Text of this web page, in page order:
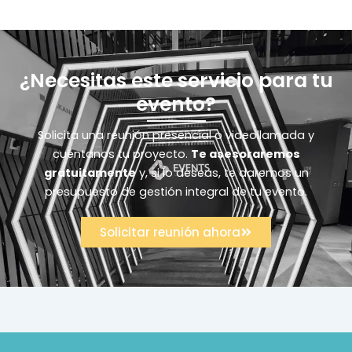
¿Necesitas este servicio para tu
evento?
Solicita una reunión presencial o videollamada y
cuéntanos tu proyecto. Te asesoraremos
gratuitamentey, si lo deseas, te daremos un
presupuesto de gestión integral de tu evento.
Solicitar reunión ahora